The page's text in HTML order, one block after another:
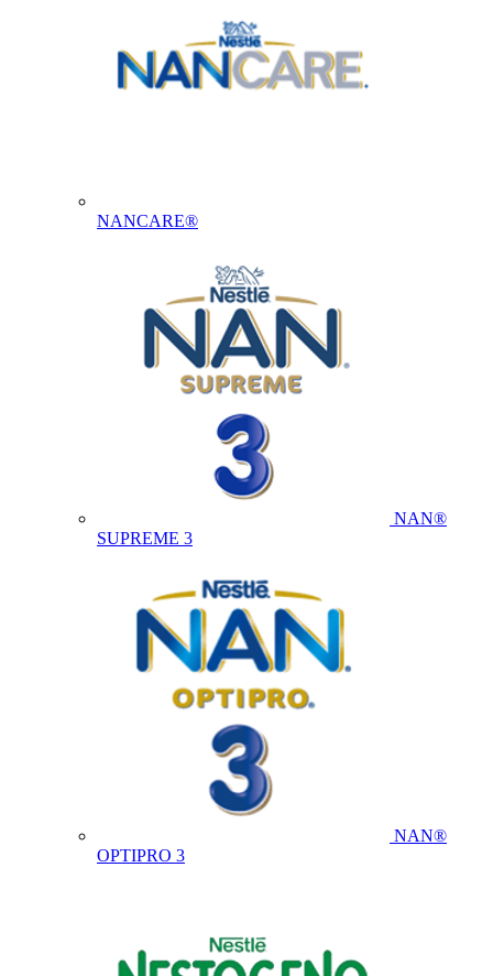
NANCARE®
NAN®
SUPREME 3
NAN®
OPTIPRO 3